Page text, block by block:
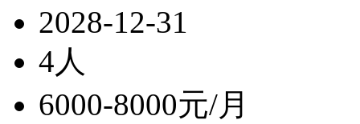
2028-12-31
4人
6000-8000元/月